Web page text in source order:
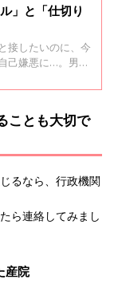
」と「仕切り
接したいのに、今
己嫌悪に…。男児
す。そこで、アン
をコントロールす
ことも大切で
るなら、行政機関
ら連絡してみまし
産院